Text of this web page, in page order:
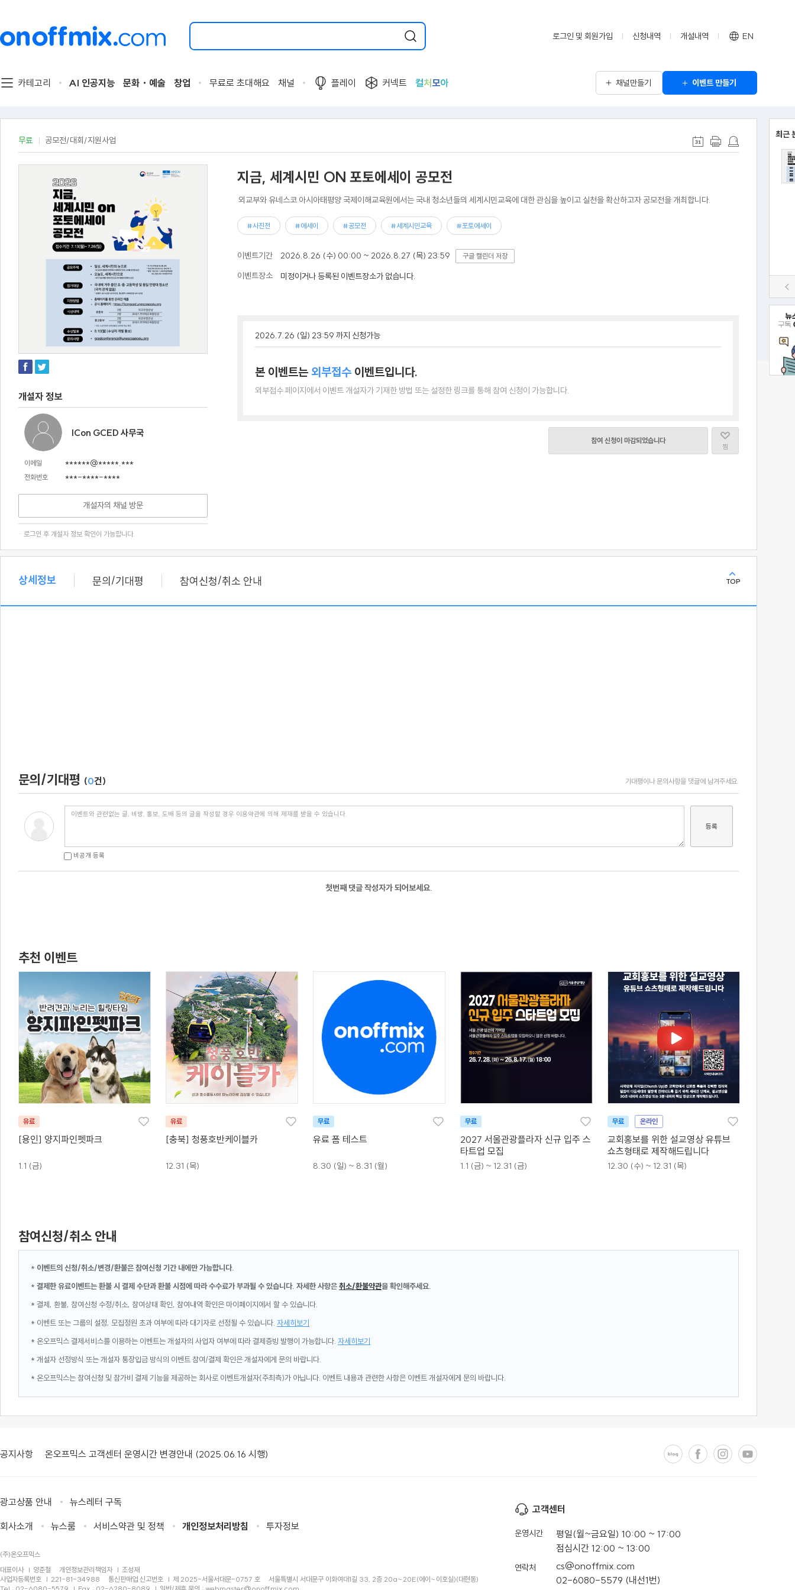
검
할
트
를
해
요.
로그인 및 회원가입 신청내역 개설내역 EN
카테고리 AI 인공지능 문화・예술 창업 무료로 초대해요 채널 플레이 커넥트 컬처 모아 채널만들기 이벤트 만들기
최근
무료 공모전/대회/지원사업
개설자 정보
ICon GCED 사무국
이메일 ******@*****.***
전화번호 ***-****-****
개설자의 채널 방문
· 로그인 후 개설자 정보 확인이 가능합니다.
지금, 세계시민 ON 포토에세이 공모전
외교부와 유네스코 아시아태평양 국제이해교육원에서는 국내 청소년들의 세계시민교육에 대한 관심을 높이고 실천을 확산하고자 공모전을 개최합니다.
#사진전 #에세이 #공모전 #세계시민교육 #포토에세이
이벤트기간 2026.8.26 (수) 00:00 ~ 2026.8.27 (목) 23:59 구글 캘린더 저장
이벤트장소 미정이거나 등록된 이벤트장소가 없습니다.
2026.7.26 (일) 23:59 까지 신청가능
본 이벤트는 외부접수 이벤트입니다.
외부접수 페이지에서 이벤트 개설자가 기재한 방법 또는 설정한 링크를 통해 참여 신청이 가능합니다.
찜
참여 신청이 마감되었습니다
상세정보 문의/기대평 참여신청/취소 안내 TOP
문의/기대평 (0건) 기대평이나 문의사항을 댓글에 남겨주세요.
비공개 등록
첫번째 댓글 작성자가 되어보세요.
추천 이벤트
유료
[용인] 양지파인펫파크
1.1 (금)
유료
[충북] 청풍호반케이블카
12.31 (목)
무료
유료 폼 테스트
8.30 (일) ~ 8.31 (월)
무료
2027 서울관광플라자 신규 입주 스
타트업 모집
1.1 (금) ~ 12.31 (금)
무료 온라인
교회홍보를 위한 설교영상 유튜브
쇼츠형태로 제작해드립니다
12.30 (수) ~ 12.31 (목)
참여신청/취소 안내
* 이벤트의 신청/취소/변경/환불은 참여신청 기간 내에만 가능합니다.
* 결제한 유료이벤트는 환불 시 결제 수단과 환불 시점에 따라 수수료가 부과될 수 있습니다. 자세한 사항은취소/환불약관을 확인해주세요.
* 결제, 환불, 참여신청 수정/취소, 참여상태 확인, 참여내역 확인은 마이페이지에서 할 수 있습니다.
* 이벤트 또는 그룹의 설정, 모집정원 초과 여부에 따라 대기자로 선정될 수 있습니다. 자세히보기
* 온오프믹스 결제서비스를 이용하는 이벤트는 개설자의 사업자 여부에 따라 결제증빙 발행이 가능합니다. 자세히보기
* 개설자 선정방식 또는 개설자 통장입금 방식의 이벤트 참여/결제 확인은 개설자에게 문의 바랍니다.
* 온오프믹스는 참여신청 및 참가비 결제 기능을 제공하는 회사로 이벤트개설자(주최측)가 아닙니다. 이벤트 내용과 관련한 사항은 이벤트 개설자에게 문의 바랍니다.
공지사항 온오프믹스 고객센터 운영시간 변경안내 (2025.06.16 시행)
광고상품 안내 뉴스레터 구독
회사소개 뉴스룸 서비스약관 및 정책 개인정보처리방침 투자정보
(주)온오프믹스
대표이사
양준철 개인정보관리책임자
조성재
사업자등록번호
221-81-34988 통신판매업 신고번호 제 2025-서울서대문-0757 호
서울특별시 서대문구 이화여대1길 33, 2층 20a~20E(에이~이호실)(대현동)
고객센터
운영시간
평일(월~금요일) 10:00 ~ 17:00
점심시간 12:00 ~ 13:00
연락처
cs@onoffmix.com
02-6080-5579 (내선1번)